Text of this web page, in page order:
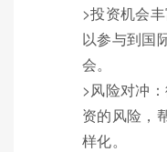
>投资机会
以参与到国
会。
>风险对冲
资的风险，
样化。